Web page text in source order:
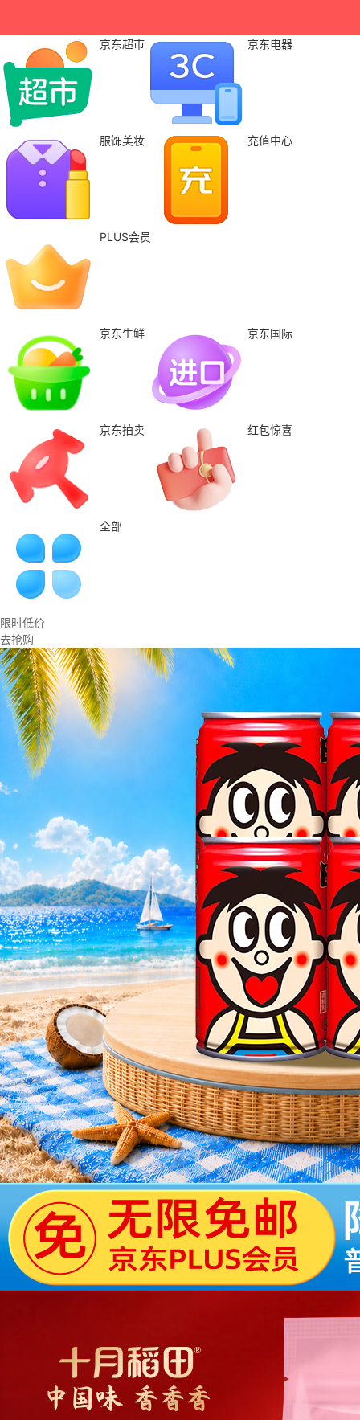
京东超市 京东电器
服饰美妆 充值中心
PLUS会员
京东生鲜 京东国际
京东拍卖 红包惊喜
全部
限时低价
去抢购